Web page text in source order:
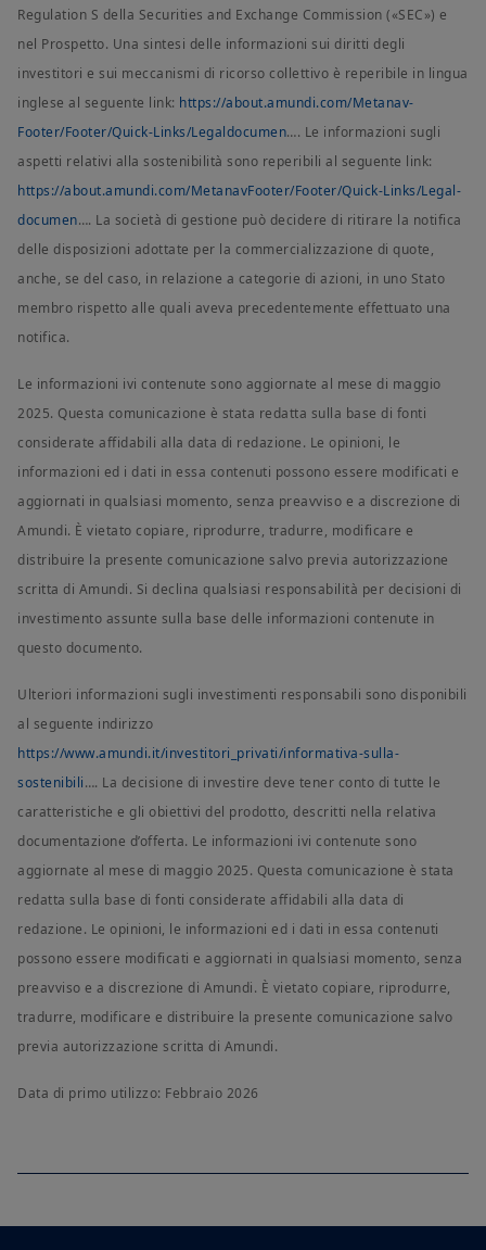
Regulation S della Securities and Exchange Commission («SEC») e
nel Prospetto. Una sintesi delle informazioni sui diritti degli
investitori e sui meccanismi di ricorso collettivo è reperibile in lingua
inglese al seguente link: https://about.amundi.com/Metanav-
Footer/Footer/Quick-Links/Legaldocumen…. Le informazioni sugli
aspetti relativi alla sostenibilità sono reperibili al seguente link:
https://about.amundi.com/MetanavFooter/Footer/Quick-Links/Legal-
documen…. La società di gestione può decidere di ritirare la notifica
delle disposizioni adottate per la commercializzazione di quote,
anche, se del caso, in relazione a categorie di azioni, in uno Stato
membro rispetto alle quali aveva precedentemente effettuato una
notifica.
Le informazioni ivi contenute sono aggiornate al mese di maggio
2025. Questa comunicazione è stata redatta sulla base di fonti
considerate affidabili alla data di redazione. Le opinioni, le
informazioni ed i dati in essa contenuti possono essere modificati e
aggiornati in qualsiasi momento, senza preavviso e a discrezione di
Amundi. È vietato copiare, riprodurre, tradurre, modificare e
distribuire la presente comunicazione salvo previa autorizzazione
scritta di Amundi. Si declina qualsiasi responsabilità per decisioni di
investimento assunte sulla base delle informazioni contenute in
questo documento.
Ulteriori informazioni sugli investimenti responsabili sono disponibili
al seguente indirizzo
https://www.amundi.it/investitori_privati/informativa-sulla-
sostenibili…. La decisione di investire deve tener conto di tutte le
caratteristiche e gli obiettivi del prodotto, descritti nella relativa
documentazione d’offerta. Le informazioni ivi contenute sono
aggiornate al mese di maggio 2025. Questa comunicazione è stata
redatta sulla base di fonti considerate affidabili alla data di
redazione. Le opinioni, le informazioni ed i dati in essa contenuti
possono essere modificati e aggiornati in qualsiasi momento, senza
preavviso e a discrezione di Amundi. È vietato copiare, riprodurre,
tradurre, modificare e distribuire la presente comunicazione salvo
previa autorizzazione scritta di Amundi.
Data di primo utilizzo: Febbraio 2026